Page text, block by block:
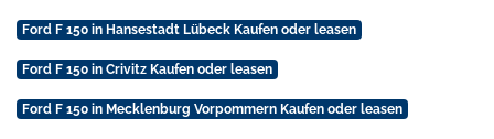
Ford F 150 in Hansestadt Lübeck Kaufen oder leasen
Ford F 150 in Crivitz Kaufen oder leasen
Ford F 150 in Mecklenburg Vorpommern Kaufen oder leasen